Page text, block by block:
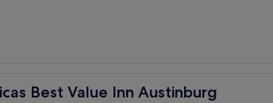
Best Value Inn Austinburg
Best Value Inn Austinburg